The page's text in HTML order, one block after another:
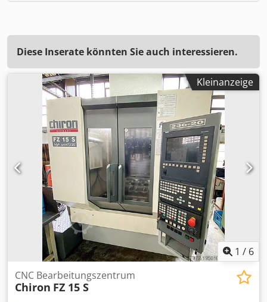
Diese Inserate könnten Sie auch interessieren.
Kleinanzeige
1 / 6
CNC Bearbeitungszentrum
Chiron FZ 15 S